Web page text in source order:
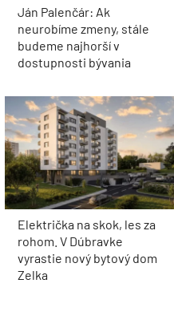
Ján Palenčár: Ak
neurobíme zmeny, stále
budeme najhorší v
dostupnosti bývania
Električka na skok, les za
rohom. V Dúbravke
vyrastie nový bytový dom
Zelka